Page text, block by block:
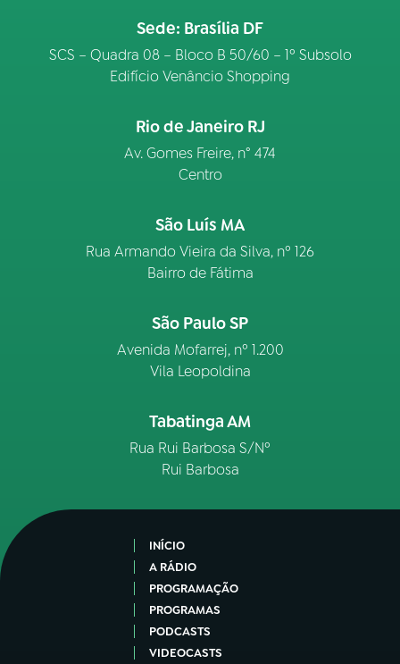
Sede: Brasília DF
SCS – Quadra 08 – Bloco B 50/60 – 1º Subsolo
Edifício Venâncio Shopping
Rio de Janeiro RJ
Av. Gomes Freire, n° 474
Centro
São Luís MA
Rua Armando Vieira da Silva, nº 126
Bairro de Fátima
São Paulo SP
Avenida Mofarrej, nº 1.200
Vila Leopoldina
Tabatinga AM
Rua Rui Barbosa S/Nº
Rui Barbosa
INÍCIO
A RÁDIO
PROGRAMAÇÃO
PROGRAMAS
PODCASTS
VIDEOCASTS